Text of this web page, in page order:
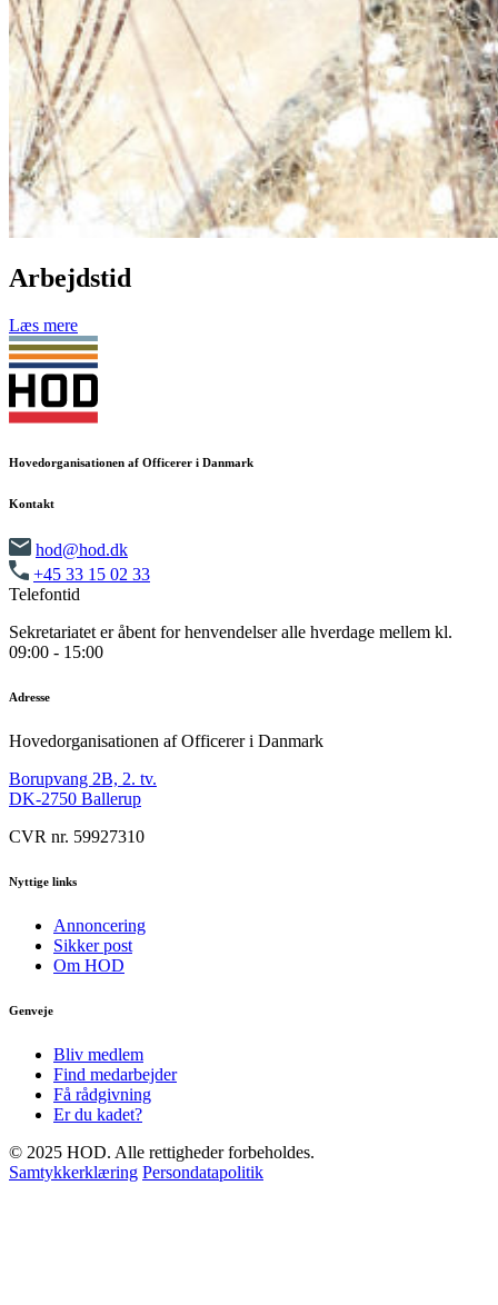
Arbejdstid
Læs mere
Hovedorganisationen af Officerer i Danmark
Kontakt
hod@hod.dk
+45 33 15 02 33
Telefontid
Sekretariatet er åbent for henvendelser alle hverdage mellem kl.
09:00 - 15:00
Adresse
Hovedorganisationen af Officerer i Danmark
Borupvang 2B, 2. tv.
DK-2750 Ballerup
CVR nr. 59927310
Nyttige links
Annoncering
Sikker post
Om HOD
Genveje
Bliv medlem
Find medarbejder
Få rådgivning
Er du kadet?
© 2025 HOD. Alle rettigheder forbeholdes.
Samtykkerklæring Persondatapolitik